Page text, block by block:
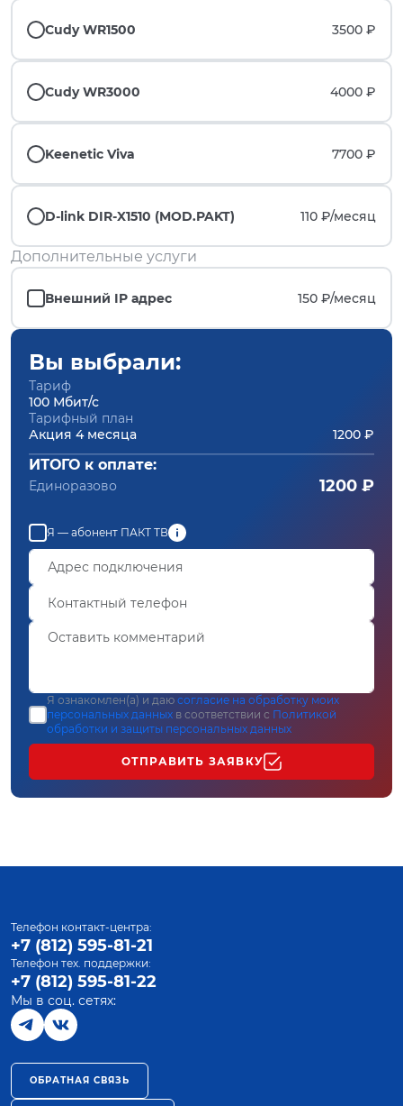
Cudy WR1500 3500 ₽
Cudy WR3000 4000 ₽
Keenetic Viva 7700 ₽
D-link DIR-X1510 (MOD.PAKT) 110 ₽/месяц
Дополнительные услуги
Внешний IP адрес 150 ₽/месяц
Вы выбрали:
Тариф
100 Мбит/с
Тарифный план
Акция 4 месяца
1200 ₽
ИТОГО к оплате:
Единоразово 1200 ₽
Я — абонент ПАКТ ТВ
Я ознакомлен(а) и даю согласие на обработку моих
персональных данных в соответствии с Политикой
обработки и защиты персональных данных
ОТПРАВИТЬ ЗАЯВКУ
Телефон контакт-центра:
+7 (812) 595-81-21
Телефон тех. поддержки:
+7 (812) 595-81-22
Мы в соц. сетях:
ОБРАТНАЯ СВЯЗЬ